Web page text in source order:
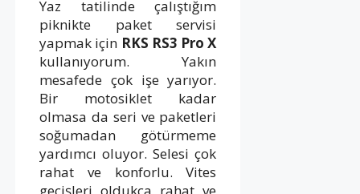
Yaz tatilinde çalıştığım
piknikte paket servisi
yapmak için RKS RS3 Pro X
kullanıyorum. Yakın
mesafede çok işe yarıyor.
Bir motosiklet kadar
olmasa da seri ve paketleri
soğumadan götürmeme
yardımcı oluyor. Selesi çok
rahat ve konforlu. Vites